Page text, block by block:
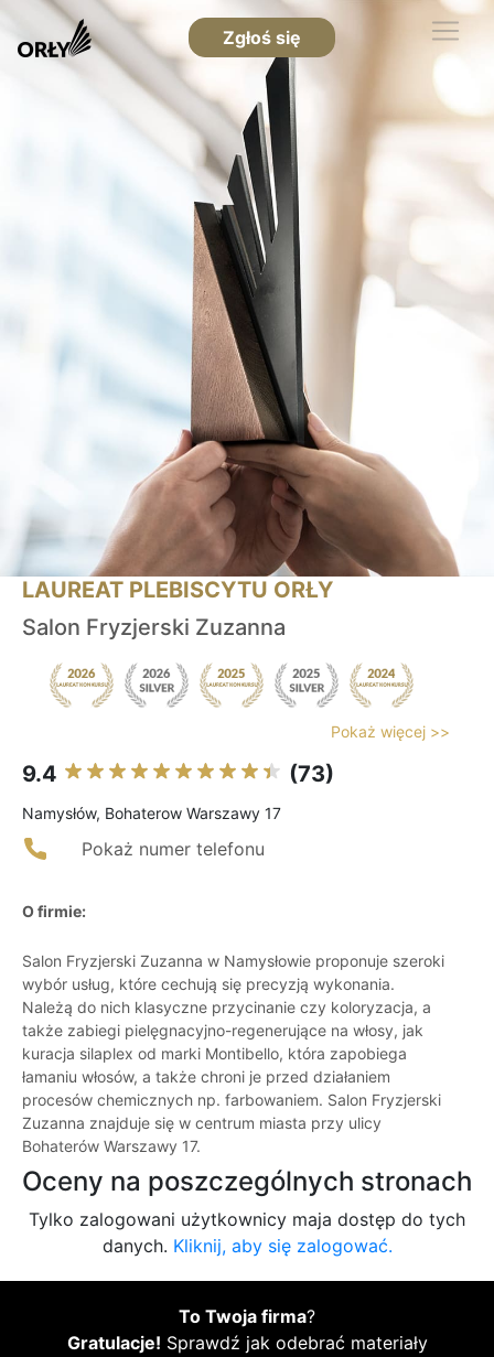
Zgłoś się
LAUREAT PLEBISCYTU ORŁY
Salon Fryzjerski Zuzanna
Pokaż więcej >>
9.4 (73)
Namysłów, Bohaterow Warszawy 17
Pokaż numer telefonu
O firmie:
Salon Fryzjerski Zuzanna w Namysłowie proponuje szeroki
wybór usług, które cechują się precyzją wykonania.
Należą do nich klasyczne przycinanie czy koloryzacja, a
także zabiegi pielęgnacyjno-regenerujące na włosy, jak
kuracja silaplex od marki Montibello, która zapobiega
łamaniu włosów, a także chroni je przed działaniem
procesów chemicznych np. farbowaniem. Salon Fryzjerski
Zuzanna znajduje się w centrum miasta przy ulicy
Bohaterów Warszawy 17.
Oceny na poszczególnych stronach
Tylko zalogowani użytkownicy maja dostęp do tych
danych. Kliknij, aby się zalogować.
To Twoja firma?
Gratulacje! Sprawdź jak odebrać materiały